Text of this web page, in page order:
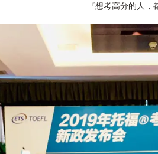
『想考高分的人